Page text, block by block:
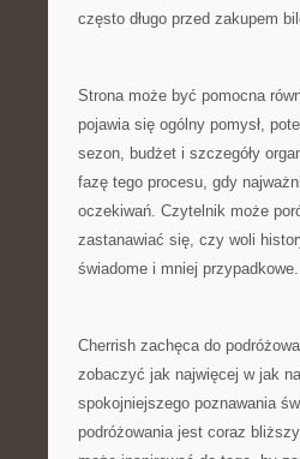
często długo przed zakupem
Strona może być pomocna
pojawia się ogólny pomysł,
sezon, budżet i szczegóły
fazę tego procesu, gdy
oczekiwań. Czytelnik może
zastanawiać się, czy woli
świadome i mniej przypadkowe.
Cherrish zachęca do
zobaczyć jak najwięcej w jak
spokojniejszego poznawania
podróżowania jest coraz